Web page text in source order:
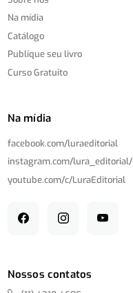
Na mídia
Catálogo
Publique seu livro
Curso Gratuito
Na mídia
facebook.com/luraeditorial
instagram.com/lura_editorial/
youtube.com/c/LuraEditorial
Nossos contatos